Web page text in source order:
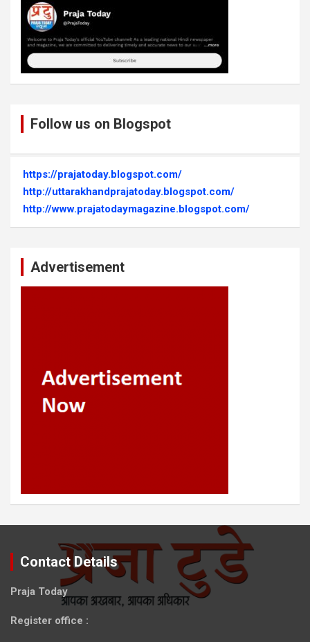
Follow us on Blogspot
https://prajatoday.blogspot.com/
http://uttarakhandprajatoday.blogspot.com/
http://www.prajatodaymagazine.blogspot.com/
Advertisement
Contact Details
Praja Today
Register office :